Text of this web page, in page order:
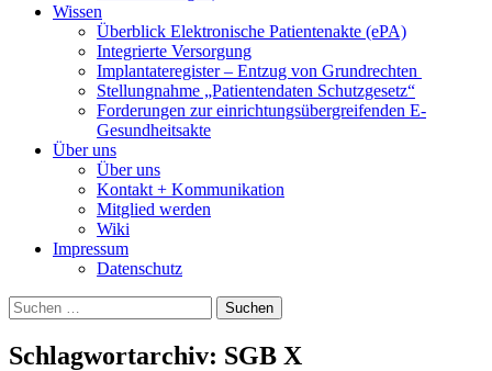
Wissen
Überblick Elektronische Patientenakte (ePA)
Integrierte Versorgung
Implantateregister – Entzug von Grundrechten
Stellungnahme „Patientendaten Schutzgesetz“
Forderungen zur einrichtungsübergreifenden E-
Gesundheitsakte
Über uns
Über uns
Kontakt + Kommunikation
Mitglied werden
Wiki
Impressum
Datenschutz
Suchen
nach:
Schlagwortarchiv: SGB X